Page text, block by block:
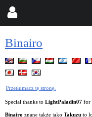
Binairo
Przetłumacz tę stronę.
Special thanks to LightPaladin07 for
Binairo znane także jako Takuzu to